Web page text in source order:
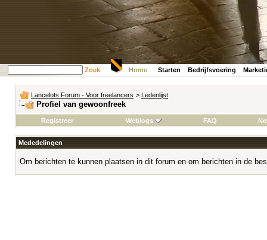
Zoek Home Starten Bedrijfsvoering
Lancelots Forum - Voor freelancers > Ledenlijst
Profiel van gewoonfreek
Registreer Weblogs FAQ
Mededelingen
Om berichten te kunnen plaatsen in dit forum en om berichten in de